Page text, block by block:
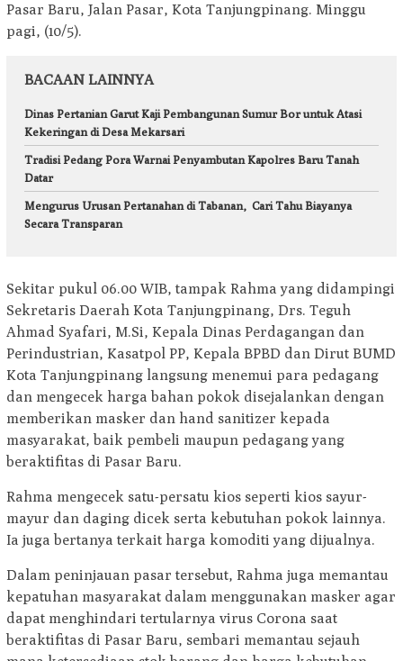
Pasar Baru, Jalan Pasar, Kota Tanjungpinang. Minggu
pagi, (10/5).
BACAAN LAINNYA
Dinas Pertanian Garut Kaji Pembangunan Sumur Bor untuk Atasi
Kekeringan di Desa Mekarsari
Tradisi Pedang Pora Warnai Penyambutan Kapolres Baru Tanah
Datar
Mengurus Urusan Pertanahan di Tabanan, Cari Tahu Biayanya
Secara Transparan
Sekitar pukul 06.00 WIB, tampak Rahma yang didampingi
Sekretaris Daerah Kota Tanjungpinang, Drs. Teguh
Ahmad Syafari, M.Si, Kepala Dinas Perdagangan dan
Perindustrian, Kasatpol PP, Kepala BPBD dan Dirut BUMD
Kota Tanjungpinang langsung menemui para pedagang
dan mengecek harga bahan pokok disejalankan dengan
memberikan masker dan hand sanitizer kepada
masyarakat, baik pembeli maupun pedagang yang
beraktifitas di Pasar Baru.
Rahma mengecek satu-persatu kios seperti kios sayur-
mayur dan daging dicek serta kebutuhan pokok lainnya.
Ia juga bertanya terkait harga komoditi yang dijualnya.
Dalam peninjauan pasar tersebut, Rahma juga memantau
kepatuhan masyarakat dalam menggunakan masker agar
dapat menghindari tertularnya virus Corona saat
beraktifitas di Pasar Baru, sembari memantau sejauh